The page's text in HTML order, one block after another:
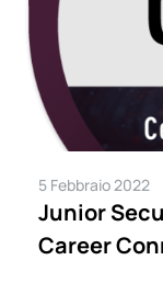
5 Febbraio 2022
Junior
Career